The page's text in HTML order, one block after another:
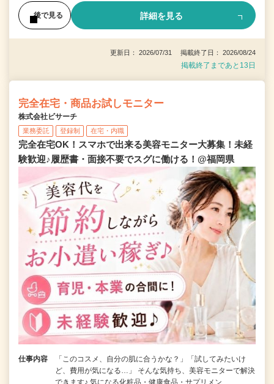
後で見る 詳細を見る
更新日： 2026/07/31 掲載終了日： 2026/08/24
掲載終了まであと13日
完全在宅・商品お試しモニター
株式会社ビサーチ
業務委託 登録制 在宅・内職
完全在宅OK！スマホで出来る美容モニター大募集！未経
験歓迎♪履歴書・面接不要でスグに働ける！@福岡県
仕事内容
「このコスメ、自分の肌に合うかな？」「試してみたいけ
ど、費用が気になる…」 そんな気持ち、美容モニターで解決